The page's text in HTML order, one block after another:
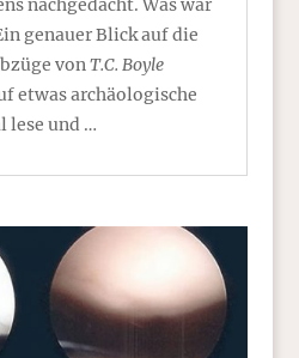
nachgedacht. Was war
genauer Blick auf die
vonT.C. Boyle
etwas archäologische
lese und …